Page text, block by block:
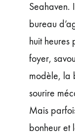
Seahaven.
bureau
huit heures
foyer,
modèle, la
sourire
Mais
bonheur et